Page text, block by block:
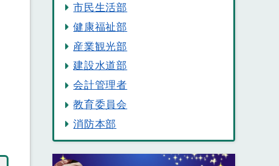
市民生活部
健康福祉部
産業観光部
建設水道部
会計管理者
教育委員会
消防本部